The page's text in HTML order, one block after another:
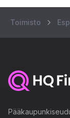
Toimisto